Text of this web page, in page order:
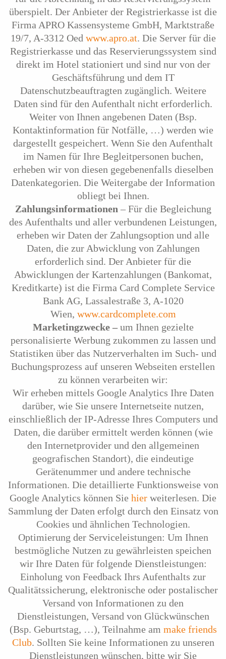
überspielt. Der Anbieter der Registrierkasse ist die
Firma APRO Kassensysteme GmbH, Marktstraße
19/7, A-3312 Oed www.apro.at. Die Server für die
Registrierkasse und das Reservierungssystem sind
direkt im Hotel stationiert und sind nur von der
Geschäftsführung und dem IT
Datenschutzbeauftragten zugänglich. Weitere
Daten sind für den Aufenthalt nicht erforderlich.
Weiter von Ihnen angebenen Daten (Bsp.
Kontaktinformation für Notfälle, …) werden wie
dargestellt gespeichert. Wenn Sie den Aufenthalt
im Namen für Ihre Begleitpersonen buchen,
erheben wir von diesen gegebenenfalls dieselben
Datenkategorien. Die Weitergabe der Information
obliegt bei Ihnen.
Zahlungsinformationen – Für die Begleichung
des Aufenthalts und aller verbundenen Leistungen,
erheben wir Daten der Zahlungsoption und alle
Daten, die zur Abwicklung von Zahlungen
erforderlich sind. Der Anbieter für die
Abwicklungen der Kartenzahlungen (Bankomat,
Kreditkarte) ist die Firma Card Complete Service
Bank AG, Lassalestraße 3, A-1020
Wien, www.cardcomplete.com
Marketingzwecke – um Ihnen gezielte
personalisierte Werbung zukommen zu lassen und
Statistiken über das Nutzerverhalten im Such- und
Buchungsprozess auf unseren Webseiten erstellen
zu können verarbeiten wir:
Wir erheben mittels Google Analytics Ihre Daten
darüber, wie Sie unsere Internetseite nutzen,
einschließlich der IP-Adresse Ihres Computers und
Daten, die darüber ermittelt werden können (wie
den Internetprovider und den allgemeinen
geografischen Standort), die eindeutige
Gerätenummer und andere technische
Informationen. Die detaillierte Funktionsweise von
Google Analytics können Sie hier weiterlesen. Die
Sammlung der Daten erfolgt durch den Einsatz von
Cookies und ähnlichen Technologien.
Optimierung der Serviceleistungen: Um Ihnen
bestmögliche Nutzen zu gewährleisten speichen
wir Ihre Daten für folgende Dienstleistungen:
Einholung von Feedback Ihrs Aufenthalts zur
Qualitätssicherung, elektronische oder postalischer
Versand von Informationen zu den
Dienstleistungen, Versand von Glückwünschen
(Bsp. Geburtstag, …), Teilnahme am make friends
Club. Sollten Sie keine Informationen zu unseren
Dienstleistungen wünschen, bitte wir Sie